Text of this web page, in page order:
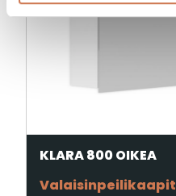
KLARA 800 OIKEA
Valaisinpeilikaapit